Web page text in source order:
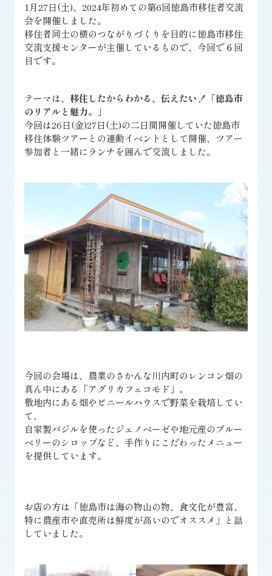
1月27日(土)、2024年初めての第6回徳島市移住者交流
会を開催しました。
移住者同士の横のつながりづくりを目的に徳島市移住
交流支援センターが主催しているもので、今回で６回
目です。
テーマは、 移住したからわかる、伝えたい！「徳島市
のリアルと魅力。」
今回は26日(金)27日(土)の二日間開催していた徳島市
移住体験ツアーとの連動イベントとして開催、ツアー
参加者と一緒にランチを囲んで交流しました。
今回の会場は、農業のさかんな川内町のレンコン畑の
真ん中にある「アグリカフェコモド」。
敷地内にある畑やビニールハウスで野菜を栽培してい
て、
自家製バジルを使ったジェノベーゼや地元産のブルー
ベリーのシロップなど、手作りにこだわったメニュー
を提供しています。
お店の方は「徳島市は海の物山の物、食文化が豊富、
特に農産市や直売所は鮮度が高いのでオススメ」と話
していました。